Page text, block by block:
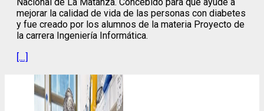
Nacional de La Matanza. Concebido para que ayude a
mejorar la calidad de vida de las personas con diabetes
y fue creado por los alumnos de la materia Proyecto de
la carrera Ingeniería Informática.
[…]